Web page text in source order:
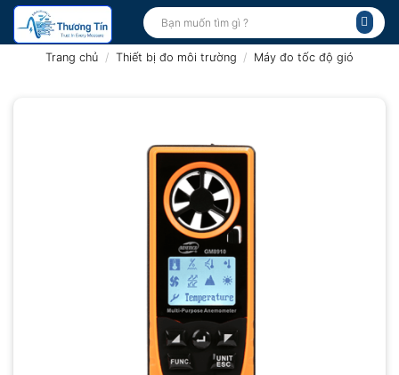
Bỏ
qua
Tìm
kiếm:
Trang chủ / Thiết bị đo môi trường / Máy đo tốc độ gió